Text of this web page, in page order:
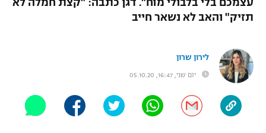
"מעל הליגה" – פודקאסט
הפועל באר שבע
מכבי נתניה
בני יהודה
ליגה סינית
ליגות נוספות
אגרוף
UFC
היאבקות WWE
עצמכם בלי בלבולי מוח". דגן כתבה: "קצת חמלה לא
תזיק" והאב לא נשאר חייב
לירון שרון
יום שני, 16:47, 05.10.20